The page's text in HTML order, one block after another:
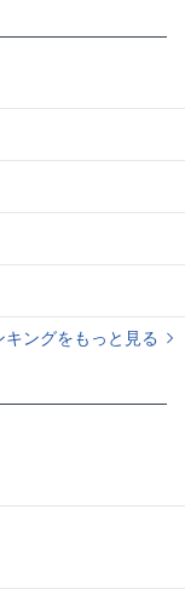
ングをもっと見る